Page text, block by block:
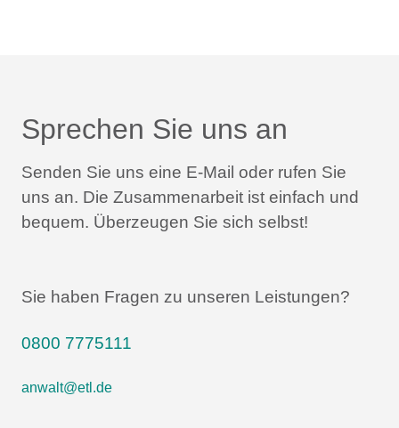
Sprechen Sie uns an
Senden Sie uns eine E-Mail oder rufen Sie
uns an. Die Zusammenarbeit ist einfach und
bequem. Überzeugen Sie sich selbst!
Sie haben Fragen zu unseren Leistungen?
0800 7775111
anwalt@etl.de